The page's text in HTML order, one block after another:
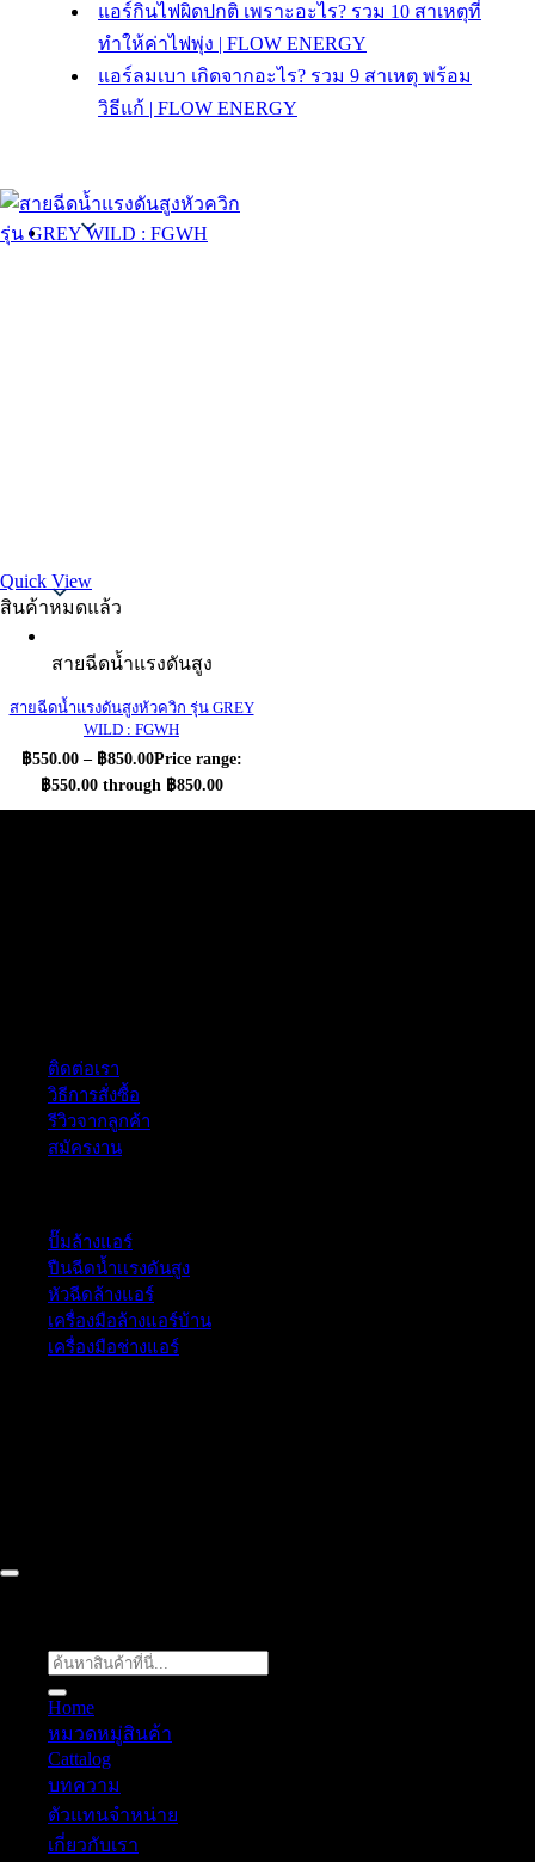
Thai
Thai
แอร์กินไฟผิดปกติ เพราะอะไร? รวม 10 สาเหตุที่
ทำให้ค่าไฟพุ่ง | FLOW ENERGY
แอร์ลมเบา เกิดจากอะไร? รวม 9 สาเหตุ พร้อม
วิธีแก้ | FLOW ENERGY
Quick View
สินค้าหมดแล้ว
สายฉีดน้ำแรงดันสูง
สายฉีดน้ำแรงดันสูงหัวควิก รุ่น GREY
WILD : FGWH
฿550.00 – ฿850.00Price range:
฿550.00 through ฿850.00
ติดต่อเรา
วิธีการสั่งซื้อ
รีวิวจากลูกค้า
สมัครงาน
ปั๊มล้างแอร์
ปืนฉีดน้ำเเรงดันสูง
หัวฉีดล้างแอร์
เครื่องมือล้างแอร์บ้าน
เครื่องมือช่างแอร์
Home
หมวดหมู่สินค้า
Cattalog
บทความ
ตัวแทนจำหน่าย
เกี่ยวกับเรา